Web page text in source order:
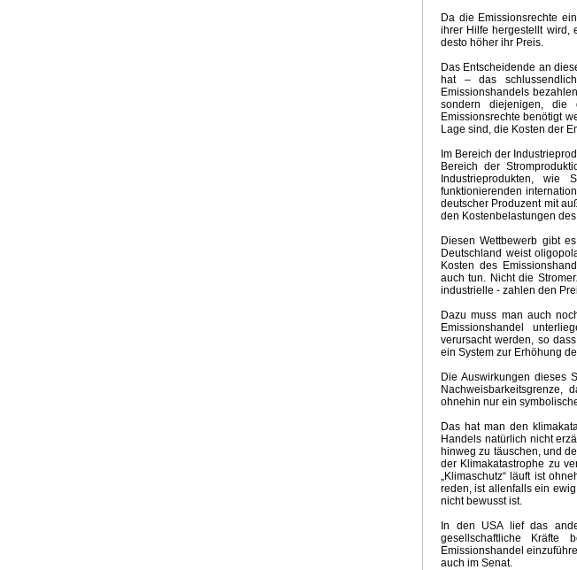
Fake News Hurricane Wärmere
Klimaprogramm der Grünen CDU
Horror für Erneuerbare
Phänomen Trump Klimapolitik
Dekarbonisierung Null Komma Vier
Das Stockholm Syndrom
Abschaltung Kohlekraftwerke
Gekippte Energiewende
Klimarückblick 2015
Klimakonferenz Paris Klimawahn in Overdrive
Bizarrer Vergleich mit Hitler
Siebenschläfer Gute Anlageberatung
Sonderabgabe Kohlenkraftwerke
Klima McCarthyismus
Die Wahrheitspresse
Klimaabkommen China - USA
Nasser Juli 2014 Glaube Klimakatastrophe
Zum Feind übergelaufen Ewige
Schadstoff CO2 Psychologie
Klimatrends 2013/2014 Klimawahn
Übliches Ritual Merkels
Hochwasserkatastrophe Deutschland
Billion Euro Ende EU-ETS
Neuer Klima-Alarm
Industriekonspiration Klimakrieger Sandy
Traum Energiewende Kalte Sonne
Wintervorhersage Ergebnis
Klimarepublik Deutschland 2020
Anti Atomrepublik
Überschwemmungen in Australien
2010 Wärmstes Jahr?
Da die Emissionsrechte
ihrer Hilfe hergestellt wird,
desto höher ihr Preis.
Das Entscheidende an
hat – das
Emissionshandels
sondern diejenigen, die
Emissionsrechte benötigt
Lage sind, die Kosten der
Im Bereich der
Bereich der
Industrieprodukten, wie
funktionierenden
deutscher Produzent mit
den Kostenbelastungen
Diesen Wettbewerb gibt
Deutschland weist
Kosten des
auch tun. Nicht die
industrielle - zahlen den
Dazu muss man auch
Emissionshandel
verursacht werden, so
ein System zur Erhöhung
Die Auswirkungen dieses
ohnehin nur ein
Das hat man den
Handels natürlich nicht
hinweg zu täuschen, und
der Klimakatastrophe zu
„Klimaschutz“ läuft ist
reden, ist allenfalls ein
nicht bewusst ist.
In den USA lief das
gesellschaftliche Kräfte
Emissionshandel
auch im Senat.